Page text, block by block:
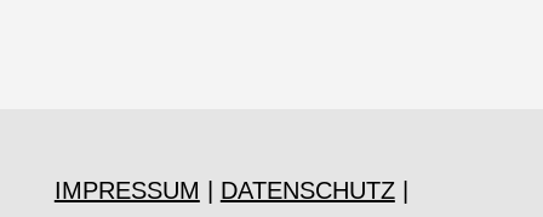
IMPRESSUM DATENSCHUTZ|